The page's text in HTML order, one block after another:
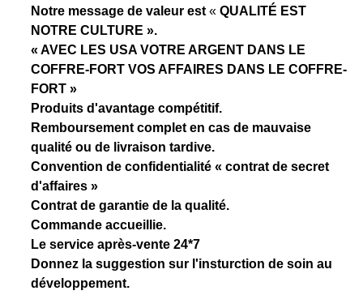
Notre message de valeur est« QUALITÉ EST
NOTRE CULTURE ».
« AVEC LES USA VOTRE ARGENT DANS LE
COFFRE-FORT VOS AFFAIRES DANS LE COFFRE-
FORT »
Produits d'avantage compétitif.
Remboursement complet en cas de mauvaise
qualité ou de livraison tardive.
Convention de confidentialité « contrat de secret
d'affaires »
Contrat de garantie de la qualité.
Commande accueillie.
Le service après-vente 24*7
Donnez la suggestion sur l'insturction de soin au
développement.